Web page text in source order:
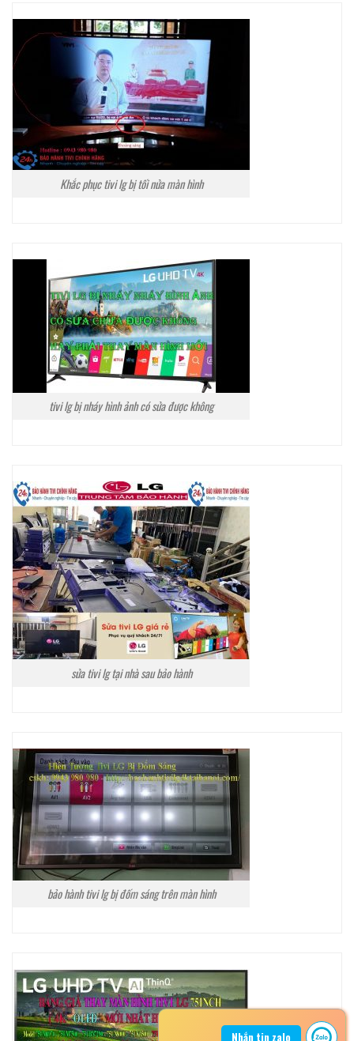
Khắc phục tivi lg bị tối nửa màn hình
tivi lg bị nháy hình ảnh có sửa được không
sửa tivi lg tại nhà sau bảo hành
bảo hành tivi lg bị đốm sáng trên màn hình
Nhắn tin zalo